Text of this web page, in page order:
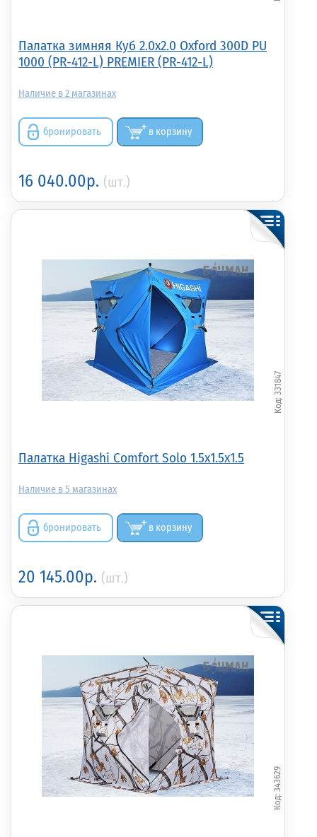
Палатка зимняя Куб 2.0х2.0 Oxford 300D PU
1000 (PR-412-L) PREMIER (PR-412-L)
2
бронировать в корзину
16 040.00р. (шт.)
Палатка Higashi Comfort Solo 1.5x1.5x1.5
331847
5
бронировать в корзину
20 145.00р. (шт.)
343629